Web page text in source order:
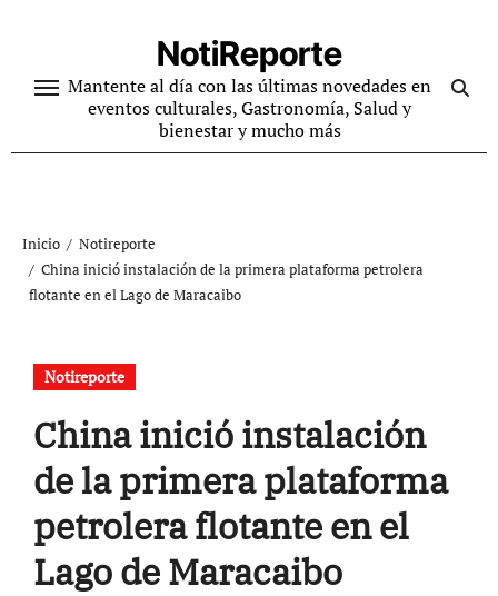
contenido
NotiReporte
Mantente al día con las últimas novedades en
eventos culturales, Gastronomía, Salud y
bienestar y mucho más
Inicio
Notireporte
China inició instalación de la primera plataforma petrolera
flotante en el Lago de Maracaibo
Notireporte
China inició instalación
de la primera plataforma
petrolera flotante en el
Lago de Maracaibo